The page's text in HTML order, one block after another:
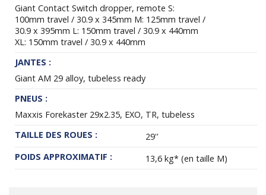
Giant Contact Switch dropper, remote S:
100mm travel / 30.9 x 345mm M: 125mm travel /
30.9 x 395mm L: 150mm travel / 30.9 x 440mm
XL: 150mm travel / 30.9 x 440mm
JANTES :
Giant AM 29 alloy, tubeless ready
PNEUS :
Maxxis Forekaster 29x2.35, EXO, TR, tubeless
TAILLE DES ROUES :
29''
POIDS APPROXIMATIF :
13,6 kg* (en taille M)